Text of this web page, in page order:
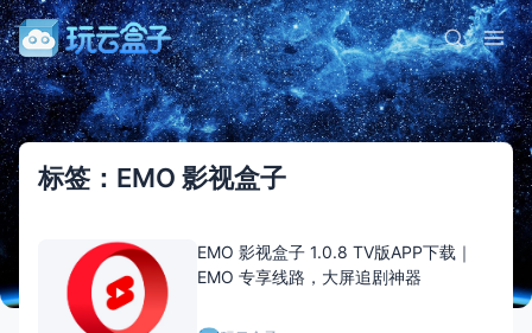
标签：EMO 影视盒子
EMO 影视盒子 1.0.8 TV版APP下载｜
EMO 专享线路，大屏追剧神器